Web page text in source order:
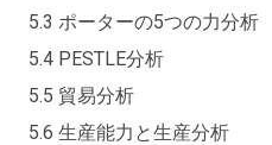
5.3 ポーターの5つの力分析
5.4 PESTLE分析
5.5 貿易分析
5.6 生産能力と生産分析